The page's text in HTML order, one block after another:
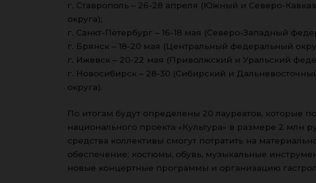
г. Ставрополь – 26-28 апреля (Южный и Северо-
округа);
г. Санкт-Петербург – 16-18 мая (Северо-Западный
г. Брянск – 18-20 мая (Центральный федеральный
г. Ижевск – 20-22 мая (Приволжский и Уральский
г. Новосибирск – 28-30 (Сибирский и
округа).
По итогам будут определены 20 лауреатов, которые
национального проекта «Культура» в размере 2 млн
средства коллективы смогут потратить на
обеспечение: костюмы, обувь, музыкальные
новые концертные программы и организацию